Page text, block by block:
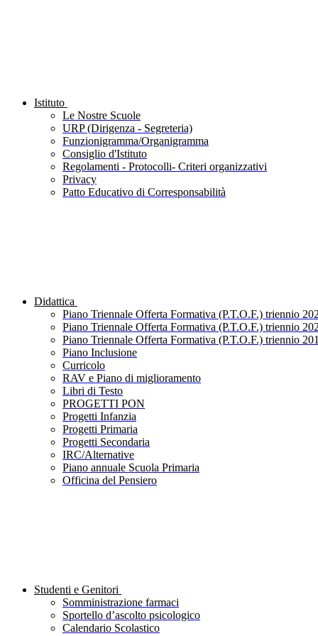
Istituto
Le Nostre Scuole
URP (Dirigenza - Segreteria)
Funzionigramma/Organigramma
Consiglio d'Istituto
Regolamenti - Protocolli- Criteri organizzativi
Privacy
Patto Educativo di Corresponsabilità
Didattica
Piano Triennale Offerta Formativa (P.T.O.F.) triennio
Piano Triennale Offerta Formativa (P.T.O.F.) triennio
Piano Triennale Offerta Formativa (P.T.O.F.) triennio
Piano Inclusione
Curricolo
RAV e Piano di miglioramento
Libri di Testo
PROGETTI PON
Progetti Infanzia
Progetti Primaria
Progetti Secondaria
IRC/Alternative
Piano annuale Scuola Primaria
Officina del Pensiero
Studenti e Genitori
Somministrazione farmaci
Sportello d’ascolto psicologico
Calendario Scolastico